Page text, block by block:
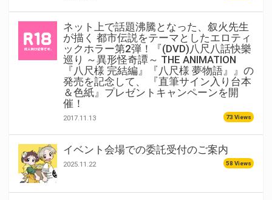
ネット上で話題沸騰となった、叙火先生
が描く 都市伝説をテーマとしたエロティ
ックホラー第2弾！『(DVD)八尺八話快樂
巡り ～異形怪奇譚～ THE ANIMATION
『八尺様 完結編』『八尺様 夢物語』』の
発売を記念して、 『直筆サイン入り台本
＆色紙』プレゼントキャンペーンを開
催！
2017.11.13 73 Views
イベント会場での委託受付のご案内
2025.11.22 58 Views